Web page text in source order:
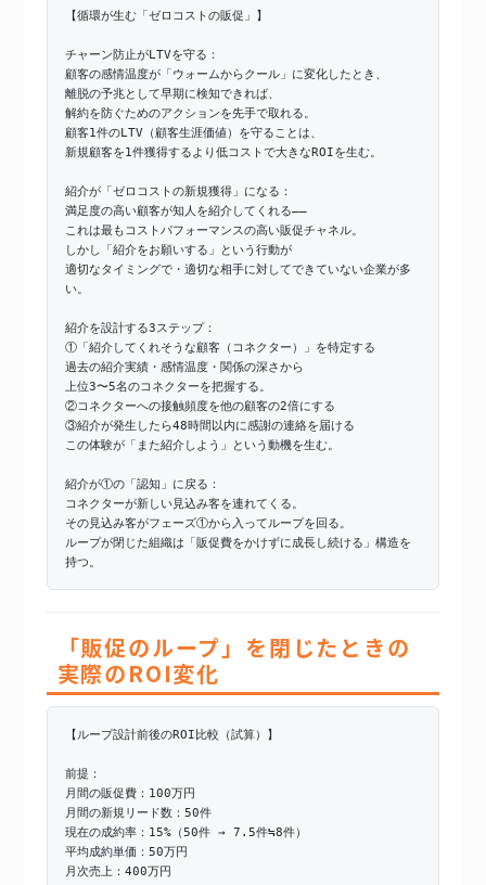
【循環が生む「ゼロコストの販促」】
チャーン防止がLTVを守る：
顧客の感情温度が「ウォームからクール」に変化したとき、
離脱の予兆として早期に検知できれば、
解約を防ぐためのアクションを先手で取れる。
顧客1件のLTV（顧客生涯価値）を守ることは、
新規顧客を1件獲得するより低コストで大きなROIを生む。
紹介が「ゼロコストの新規獲得」になる：
満足度の高い顧客が知人を紹介してくれる——
これは最もコストパフォーマンスの高い販促チャネル。
しかし「紹介をお願いする」という行動が
適切なタイミングで・適切な相手に対してできていない企業が多
い。
紹介を設計する3ステップ：
①「紹介してくれそうな顧客（コネクター）」を特定する
過去の紹介実績・感情温度・関係の深さから
上位3〜5名のコネクターを把握する。
②コネクターへの接触頻度を他の顧客の2倍にする
③紹介が発生したら48時間以内に感謝の連絡を届ける
この体験が「また紹介しよう」という動機を生む。
紹介が①の「認知」に戻る：
コネクターが新しい見込み客を連れてくる。
その見込み客がフェーズ①から入ってループを回る。
ループが閉じた組織は「販促費をかけずに成長し続ける」構造を
持つ。
「販促のループ」を閉じたときの
実際のROI変化
【ループ設計前後のROI比較（試算）】
前提：
月間の販促費：100万円
月間の新規リード数：50件
現在の成約率：15%（50件 → 7.5件≒8件）
平均成約単価：50万円
月次売上：400万円